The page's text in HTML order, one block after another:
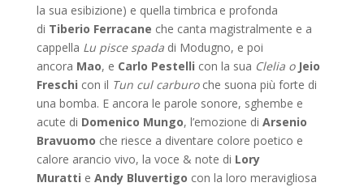
la sua esibizione) e quella timbrica e profonda
di Tiberio Ferracane che canta magistralmente e a
cappella Lu pisce spadadi Modugno, e poi
ancora Mao, e Carlo Pestelli con la sua Clelia o Jeio
Freschi con il Tun cul carburo che suona più forte di
una bomba. E ancora le parole sonore, sghembe e
acute di Domenico Mungo, l’emozione di Arsenio
Bravuomo che riesce a diventare colore poetico e
calore arancio vivo, la voce & note di Lory
Muratti e Andy Bluvertigo con la loro meravigliosa